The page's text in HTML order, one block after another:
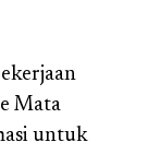
Mata
untuk